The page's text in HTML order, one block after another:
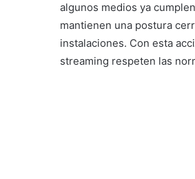
algunos medios ya
mantienen una postura
instalaciones. Con esta
streaming respeten las